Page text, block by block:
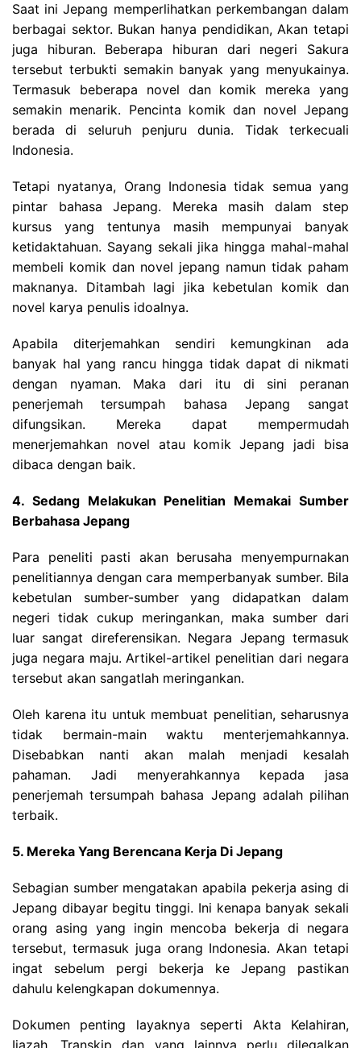
Saat ini Jepang memperlihatkan perkembangan dalam
berbagai sektor. Bukan hanya pendidikan, Akan tetapi
juga hiburan. Beberapa hiburan dari negeri Sakura
tersebut terbukti semakin banyak yang menyukainya.
Termasuk beberapa novel dan komik mereka yang
semakin menarik. Pencinta komik dan novel Jepang
berada di seluruh penjuru dunia. Tidak terkecuali
Indonesia.
Tetapi nyatanya, Orang Indonesia tidak semua yang
pintar bahasa Jepang. Mereka masih dalam step
kursus yang tentunya masih mempunyai banyak
ketidaktahuan. Sayang sekali jika hingga mahal-mahal
membeli komik dan novel jepang namun tidak paham
maknanya. Ditambah lagi jika kebetulan komik dan
novel karya penulis idoalnya.
Apabila diterjemahkan sendiri kemungkinan ada
banyak hal yang rancu hingga tidak dapat di nikmati
dengan nyaman. Maka dari itu di sini peranan
penerjemah tersumpah bahasa Jepang sangat
difungsikan. Mereka dapat mempermudah
menerjemahkan novel atau komik Jepang jadi bisa
dibaca dengan baik.
4. Sedang Melakukan Penelitian Memakai Sumber
Berbahasa Jepang
Para peneliti pasti akan berusaha menyempurnakan
penelitiannya dengan cara memperbanyak sumber. Bila
kebetulan sumber-sumber yang didapatkan dalam
negeri tidak cukup meringankan, maka sumber dari
luar sangat direferensikan. Negara Jepang termasuk
juga negara maju. Artikel-artikel penelitian dari negara
tersebut akan sangatlah meringankan.
Oleh karena itu untuk membuat penelitian, seharusnya
tidak bermain-main waktu menterjemahkannya.
Disebabkan nanti akan malah menjadi kesalah
pahaman. Jadi menyerahkannya kepada jasa
penerjemah tersumpah bahasa Jepang adalah pilihan
terbaik.
5. Mereka Yang Berencana Kerja Di Jepang
Sebagian sumber mengatakan apabila pekerja asing di
Jepang dibayar begitu tinggi. Ini kenapa banyak sekali
orang asing yang ingin mencoba bekerja di negara
tersebut, termasuk juga orang Indonesia. Akan tetapi
ingat sebelum pergi bekerja ke Jepang pastikan
dahulu kelengkapan dokumennya.
Dokumen penting layaknya seperti Akta Kelahiran,
Ijazah, Transkip dan yang lainnya perlu dilegalkan